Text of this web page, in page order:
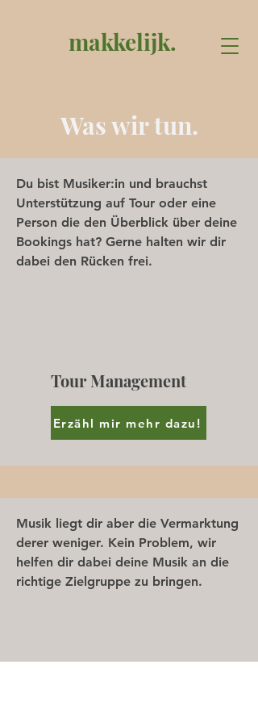
makkelijk.
Was wir tun.
Du bist Musiker:in und brauchst
Unterstützung auf Tour oder eine
Person die den Überblick über deine
Bookings hat? Gerne halten wir dir
dabei den Rücken frei.
Tour Management
Erzähl mir mehr dazu!
Musik liegt dir aber die Vermarktung
derer weniger. Kein Problem, wir
helfen dir dabei deine Musik an die
richtige Zielgruppe zu bringen.